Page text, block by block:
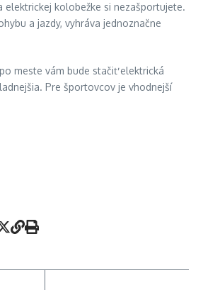
elektrickej kolobežke si nezašportujete.
a jazdy, vyhráva jednoznačne
meste vám bude stačiť elektrická
Pre športovcov je vhodnejší